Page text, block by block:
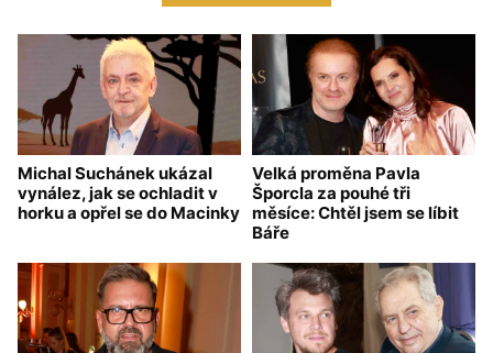
Michal Suchánek ukázal
vynález, jak se ochladit v
horku a opřel se do Macinky
Velká proměna Pavla
Šporcla za pouhé tři
měsíce: Chtěl jsem se líbit
Báře